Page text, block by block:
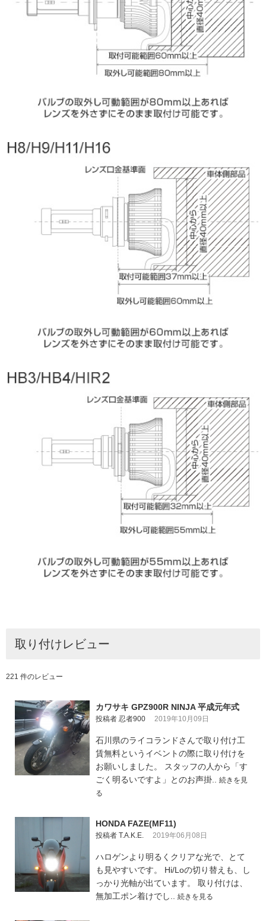
取り付けレビュー
221 件のレビュー
カワサキ GPZ900R NINJA 平成元年式
投稿者 忍者900 2019年10月09日
石川県のライコランドさんで取り付け工
賃無料というイベントの際に取り付けを
お願いしました。 スタッフの人から「す
ごく明るいですよ」とのお声掛.. 続きを見
る
HONDA FAZE(MF11)
投稿者 T.A.K.E. 2019年06月08日
ハロゲンより明るくクリアな光で、とて
も見やすいです。 Hi/Loの切り替えも、し
っかり光軸が出ています。 取り付けは、
無加工ポン着けでし.. 続きを見る